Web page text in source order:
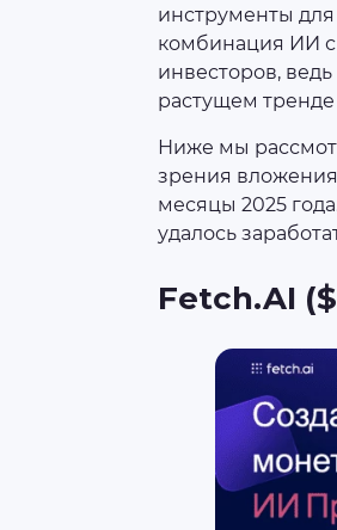
инструменты
комбинация ИИ
инвесторов,
растущем
Ниже мы
зрения
месяцы 2025
удалось
Fetch.AI